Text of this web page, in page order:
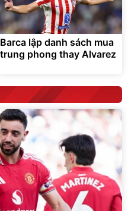
Barca lập danh sách mua
trung phong thay Alvarez